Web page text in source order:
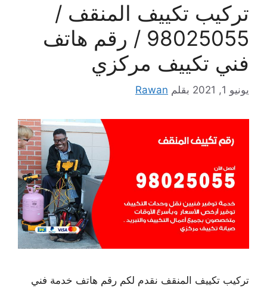
تركيب تكييف المنقف /
98025055 / رقم هاتف
فني تكييف مركزي
يونيو 1, 2021 بقلم Rawan
تركيب تكييف المنقف نقدم لكم رقم هاتف خدمة فني